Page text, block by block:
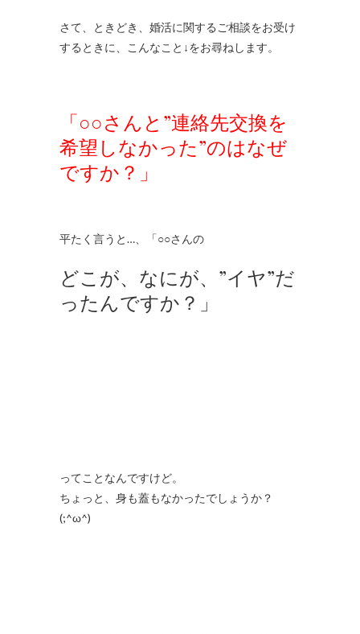
さて、ときどき、婚活に関するご相談をお受け
するときに、こんなこと↓をお尋ねします。
「○○さんと”連絡先交換を
希望しなかった”のはなぜ
ですか？」
平たく言うと…、「○○さんの
どこが、なにが、”イヤ”だ
ったんですか？」
ってことなんですけど。
ちょっと、身も蓋もなかったでしょうか？
(;^ω^)